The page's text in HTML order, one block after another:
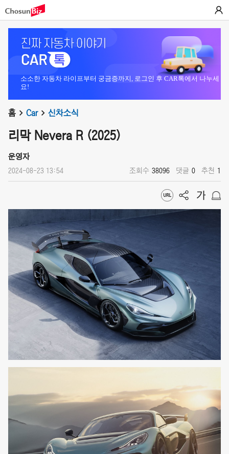
소소한 자동차 라이프부터 궁금증까지, 로그인 후 CAR톡에서 나누세
요!
홈 Car 신차소식
리막 Nevera R (2025)
운영자
2024-08-23 13:54 조회수 38096 댓글 0 추천 1